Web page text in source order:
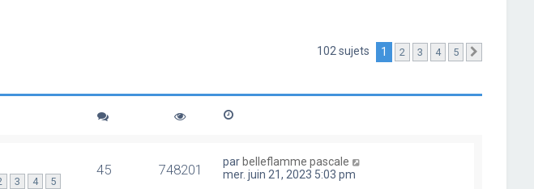
102 sujets 1 2 3 4 5
3 4 5
45 748201 par belleflamme pascale
mer. juin 21, 2023 5:03 pm